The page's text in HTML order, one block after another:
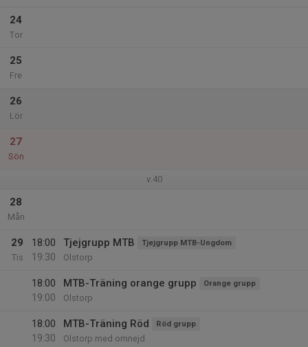
24
Tor
25
Fre
26
Lör
27
Sön
v.40
28
Mån
29
Tis
18:00
19:30
Tjejgrupp MTB Tjejgrupp MTB-Ungdom
Olstorp
18:00
19:00
MTB-Träning orange grupp Orange grupp
Olstorp
18:00
19:30
MTB-Träning Röd Röd grupp
Olstorp med omnejd